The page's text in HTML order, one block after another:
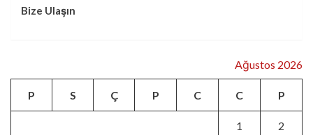
Bize Ulaşın
Ağustos 2026
P S Ç P C C P
1 2